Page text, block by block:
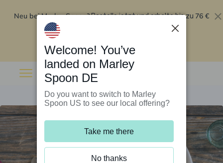
Neu bei Marley Spoon?Bestelle jetzt und erhalte bis zu 76 €
Rabatt auf deine ersten fünf Boxen
Welcome! You’ve
landed on Marley
Spoon DE
Do you want to switch to Marley
Spoon US to see our local offering?
Take me there
No thanks